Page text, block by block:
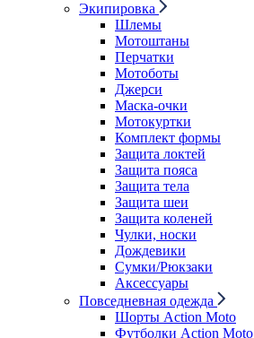
Экипировка
Шлемы
Мотоштаны
Перчатки
Мотоботы
Джерси
Маска-очки
Мотокуртки
Комплект формы
Защита локтей
Защита пояса
Защита тела
Защита шеи
Защита коленей
Чулки, носки
Дождевики
Сумки/Рюкзаки
Аксессуары
Повседневная одежда
Шорты Action Moto
Футболки Action Moto